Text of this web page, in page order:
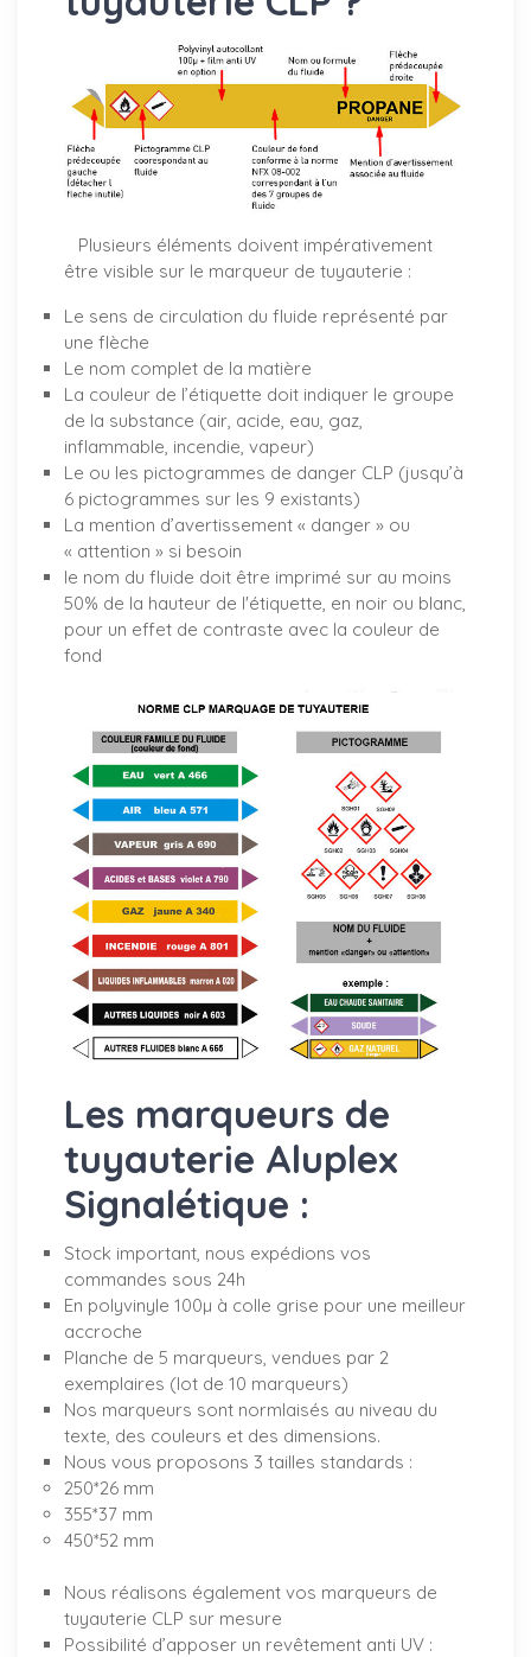
Plusieurs éléments doivent impérativement
être visible sur le marqueur de tuyauterie :
Le sens de circulation du fluide représenté par
une flèche
Le nom complet de la matière
La couleur de l’étiquette doit indiquer le groupe
de la substance (air, acide, eau, gaz,
inflammable, incendie, vapeur)
Le ou les pictogrammes de danger CLP (jusqu’à
6 pictogrammes sur les 9 existants)
La mention d’avertissement « danger » ou
« attention » si besoin
le nom du fluide doit être imprimé sur au moins
50% de la hauteur de l'étiquette, en noir ou blanc,
pour un effet de contraste avec la couleur de
fond
Les marqueurs de
tuyauterie Aluplex
Signalétique :
Stock important, nous expédions vos
commandes sous 24h
En polyvinyle 100µ à colle grise pour une meilleur
accroche
Planche de 5 marqueurs, vendues par 2
exemplaires (lot de 10 marqueurs)
Nos marqueurs sont normlaisés au niveau du
texte, des couleurs et des dimensions.
Nous vous proposons 3 tailles standards :
250*26 mm
355*37 mm
450*52 mm
Nous réalisons également vos marqueurs de
tuyauterie CLP sur mesure
Possibilité d’apposer un revêtement anti UV :